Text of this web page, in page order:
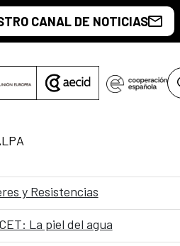
CANAL DE NOTICIAS
y Resistencias
La piel del agua